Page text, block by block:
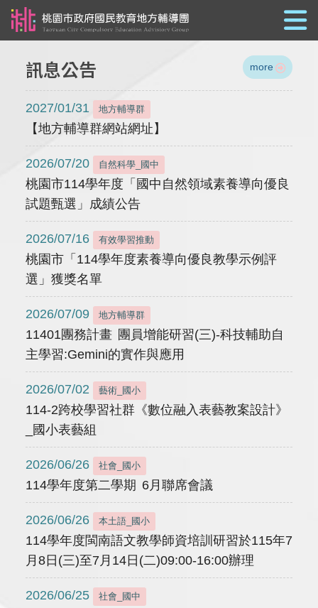
訊息公告 more
2027/01/31 地方輔導群
【地方輔導群網站網址】
2026/07/20 自然科學_國中
桃園市114學年度「國中自然領域素養導向優良
試題甄選」成績公告
2026/07/16 有效學習推動
桃園市「114學年度素養導向優良教學示例評
選」獲獎名單
2026/07/09 地方輔導群
11401團務計畫 團員增能研習(三)-科技輔助自
主學習:Gemini的實作與應用
2026/07/02 藝術_國小
114-2跨校學習社群《數位融入表藝教案設計》
_國小表藝組
2026/06/26 社會_國小
114學年度第二學期 6月聯席會議
2026/06/26 本土語_國小
114學年度閩南語文教學師資培訓研習於115年7
月8日(三)至7月14日(二)09:00-16:00辦理
2026/06/25 社會_國中